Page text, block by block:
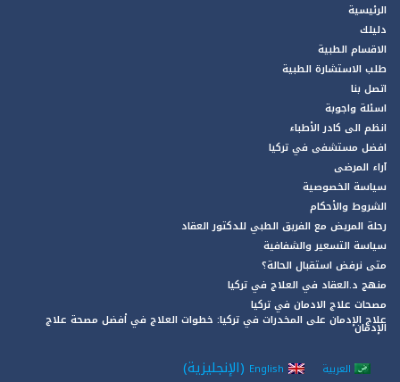
الرئيسية
دليلك
الاقسام الطبية
طلب الاستشارة الطبية
اتصل بنا
اسئلة واجوبة
انظم الى كادر الأطباء
افضل مستشفى في تركيا
آراء المرضى
سياسة الخصوصية
الشروط والأحكام
رحلة المريض مع الفريق الطبي للدكتور العقاد
سياسة التسعير والشفافية
متى نرفض استقبال الحالة؟
منهج د.العقاد في العلاج في تركيا
مصحات علاج الادمان في تركيا
علاج الإدمان على المخدرات في تركيا: خطوات العلاج في أفضل مصحة علاج
الإدمان
العربية English
(الإنجليزية)